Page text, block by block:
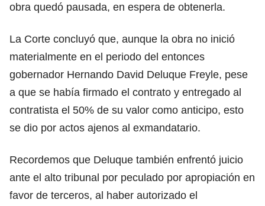
obra quedó pausada, en espera de obtenerla.
La Corte concluyó que, aunque la obra no inició
materialmente en el periodo del entonces
gobernador Hernando David Deluque Freyle, pese
a que se había firmado el contrato y entregado al
contratista el 50% de su valor como anticipo, esto
se dio por actos ajenos al exmandatario.
Recordemos que Deluque también enfrentó juicio
ante el alto tribunal por peculado por apropiación en
favor de terceros, al haber autorizado el